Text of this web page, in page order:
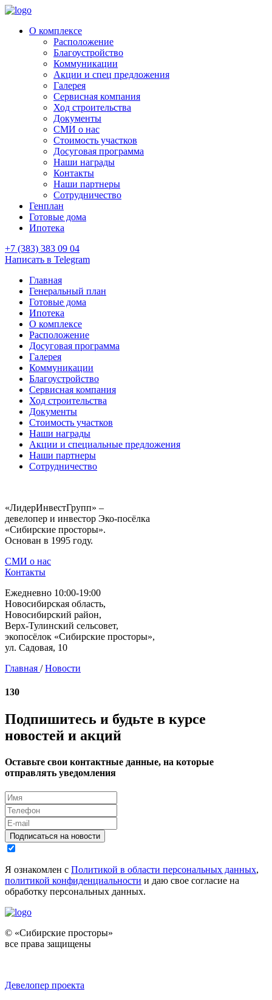
О комплексе
Расположение
Благоустройство
Коммуникации
Акции и спец предложения
Галерея
Сервисная компания
Ход строительства
Документы
СМИ о нас
Стоимость участков
Досуговая программа
Наши награды
Контакты
Наши партнеры
Сотрудничество
Генплан
Готовые дома
Ипотека
+7 (383) 383 09 04
Написать в Telegram
Главная
Генеральный план
Готовые дома
Ипотека
О комплексе
Расположение
Досуговая программа
Галерея
Коммуникации
Благоустройство
Сервисная компания
Ход строительства
Документы
Стоимость участков
Наши награды
Акции и специальные предложения
Наши партнеры
Сотрудничество
«ЛидерИнвестГрупп» –
девелопер и инвестор Эко-посёлка
«Сибирские просторы».
Основан в 1995 году.
СМИ о нас
Контакты
Ежедневно 10:00-19:00
Новосибирская область,
Новосибирский район,
Верх-Тулинский сельсовет,
экопосёлок «Сибирские просторы»,
ул. Садовая, 10
Главная / Новости
130
Подпишитесь и будьте в курсе
новостей и акций
Оставьте свои контактные данные, на которые
отправлять уведомления
Подписаться на новости
Я ознакомлен с Политикой в области персональных данных,
политикой конфиденциальности и даю свое согласие на
обработку персональных данных.
© «Сибирские просторы»
все права защищены
Девелопер проекта